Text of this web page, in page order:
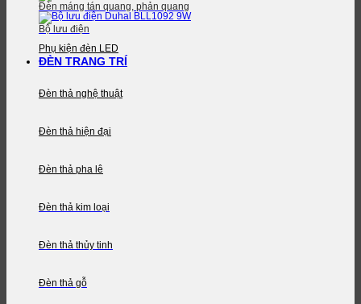
Đèn máng tán quang, phản quang
Bộ lưu điện
Phụ kiện đèn LED
ĐÈN TRANG TRÍ
Đèn thả nghệ thuật
Đèn thả hiện đại
Đèn thả pha lê
Đèn thả kim loại
Đèn thả thủy tinh
Đèn thả gỗ